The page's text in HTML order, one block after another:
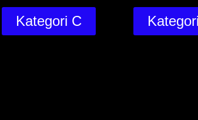
Kategori C